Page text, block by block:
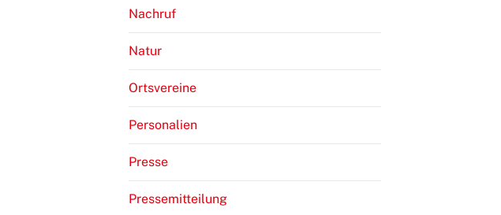
Nachruf
Natur
Ortsvereine
Personalien
Presse
Pressemitteilung